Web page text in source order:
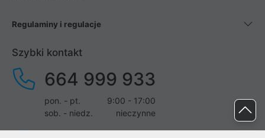
Regulaminy i regulacje
Szybki kontakt
664 999 933
pon. - pt.
9:00 - 17:00
sob. - niedz.
nieczynne